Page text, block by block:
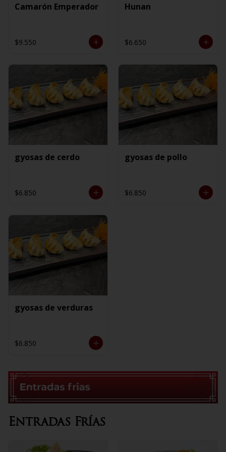
Camarón Emperador
$9.550
Hunan
$6.650
gyosas de cerdo
$6.850
gyosas de pollo
$6.850
gyosas de verduras
$6.850
Entradas Frías